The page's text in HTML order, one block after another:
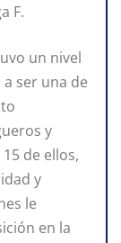
F.
un nivel
ser una de
y
de ellos,
y
le
en la